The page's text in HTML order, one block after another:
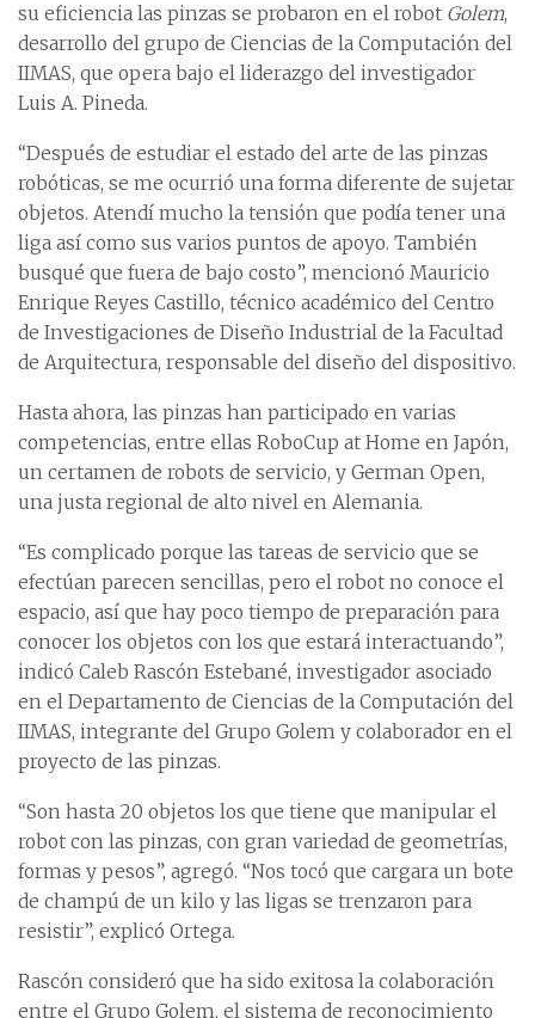
su eficiencia las pinzas se probaron en el robot Golem,
desarrollo del grupo de Ciencias de la Computación del
IIMAS, que opera bajo el liderazgo del investigador
Luis A. Pineda.
“Después de estudiar el estado del arte de las pinzas
robóticas, se me ocurrió una forma diferente de sujetar
objetos. Atendí mucho la tensión que podía tener una
liga así como sus varios puntos de apoyo. También
busqué que fuera de bajo costo”, mencionó Mauricio
Enrique Reyes Castillo, técnico académico del Centro
de Investigaciones de Diseño Industrial de la Facultad
de Arquitectura, responsable del diseño del dispositivo.
Hasta ahora, las pinzas han participado en varias
competencias, entre ellas RoboCup at Home en Japón,
un certamen de robots de servicio, y German Open,
una justa regional de alto nivel en Alemania.
“Es complicado porque las tareas de servicio que se
efectúan parecen sencillas, pero el robot no conoce el
espacio, así que hay poco tiempo de preparación para
conocer los objetos con los que estará interactuando”,
indicó Caleb Rascón Estebané, investigador asociado
en el Departamento de Ciencias de la Computación del
IIMAS, integrante del Grupo Golem y colaborador en el
proyecto de las pinzas.
“Son hasta 20 objetos los que tiene que manipular el
robot con las pinzas, con gran variedad de geometrías,
formas y pesos”, agregó. “Nos tocó que cargara un bote
de champú de un kilo y las ligas se trenzaron para
resistir”, explicó Ortega.
Rascón consideró que ha sido exitosa la colaboración
entre el Grupo Golem, el sistema de reconocimiento